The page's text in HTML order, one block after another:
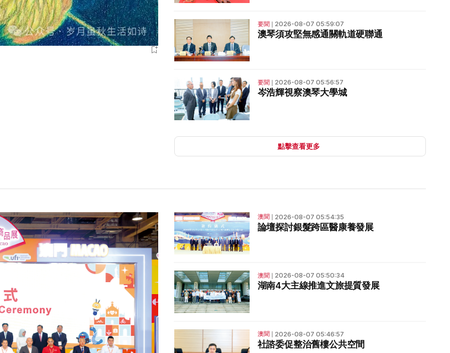
要聞❘ 2026-08-07 05:59:07
澳琴須攻堅無感通關軌道硬聯通
要聞 ❘ 2026-08-07 05:56:57
岑浩輝視察澳琴大學城
點擊查看更多
澳聞 ❘ 2026-08-07 05:54:35
論壇探討銀髮跨區醫康養發展
澳聞❘ 2026-08-07 05:50:34
湖南4大主線推進文旅提質發展
澳聞 ❘ 2026-08-07 05:46:57
社諮委促整治舊樓公共空間